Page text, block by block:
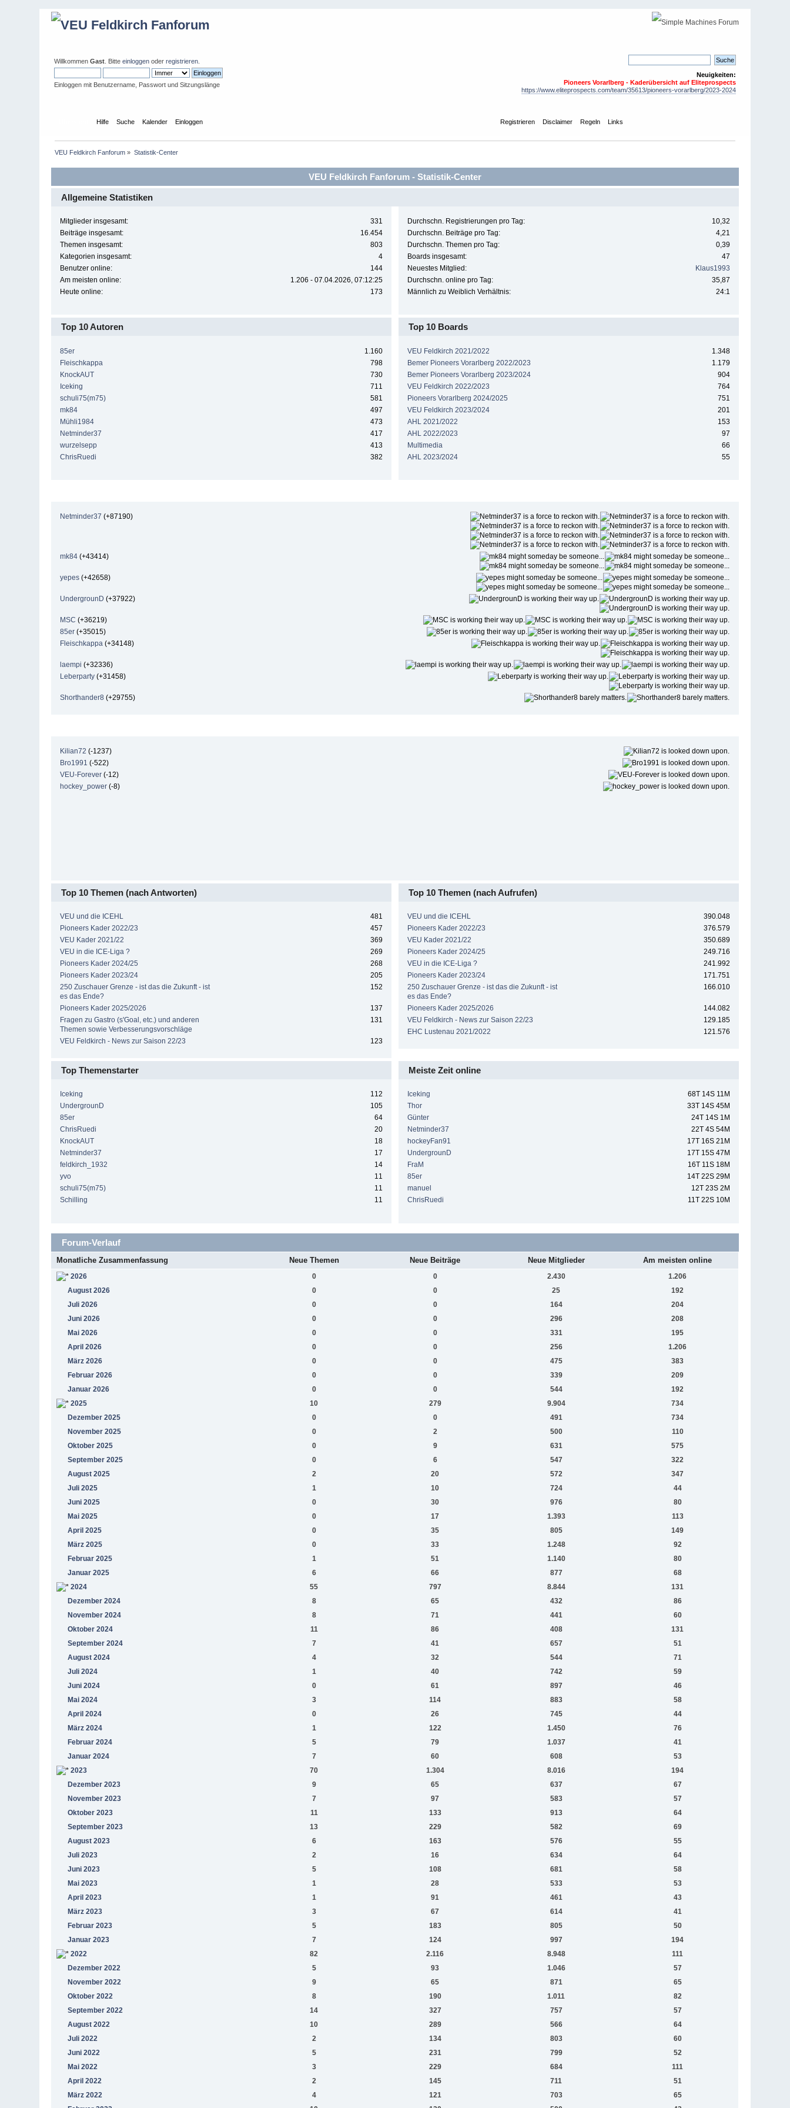
WillkommenGast . Bitteeinloggen oderregistrieren
Einloggen mit Benutzername, Passwort und Sitzungslänge
Neuigkeiten:
Pioneers Vorarlberg - Kaderübersicht auf Eliteprospects
https://www.eliteprospects.com/team/35613/pioneers-vorarlberg/2023-2024
Hilfe Suche Kalender Einloggen Registrieren Disclaimer Regeln Links
VEU Feldkirch Fanforum » Statistik-Center
VEU Feldkirch Fanforum - Statistik-Center
Allgemeine Statistiken
Mitglieder insgesamt:
331
Beiträge insgesamt:
16.454
Themen insgesamt:
803
Kategorien insgesamt:
4
Benutzer online:
144
Am meisten online:
1.206 - 07.04.2026, 07:12:25
Heute online:
173
Durchschn. Registrierungen pro Tag:
10,32
Durchschn. Beiträge pro Tag:
4,21
Durchschn. Themen pro Tag:
0,39
Boards insgesamt:
47
Neuestes Mitglied:
Klaus1993
Durchschn. online pro Tag:
35,87
Männlich zu Weiblich Verhältnis:
24:1
Top 10 Autoren
85er
1.160
Fleischkappa
798
KnockAUT
730
Iceking
711
schuli75(m75)
581
mk84
497
Mühli1984
473
Netminder37
417
wurzelsepp
413
ChrisRuedi
382
Top 10 Boards
VEU Feldkirch 2021/2022
1.348
Bemer Pioneers Vorarlberg 2022/2023
1.179
Bemer Pioneers Vorarlberg 2023/2024
904
VEU Feldkirch 2022/2023
764
Pioneers Vorarlberg 2024/2025
751
VEU Feldkirch 2023/2024
201
AHL 2021/2022
153
AHL 2022/2023
97
Multimedia
66
AHL 2023/2024
55
Netminder37 (+87190)
mk84 (+43414)
yepes (+42658)
UndergrounD (+37922)
MSC (+36219)
85er (+35015)
Fleischkappa (+34148)
laempi (+32336)
Leberparty (+31458)
Shorthander8 (+29755)
Kilian72 (-1237)
Bro1991 (-522)
VEU-Forever (-12)
hockey_power (-8)
Top 10 Themen (nach Antworten)
VEU und die ICEHL
481
Pioneers Kader 2022/23
457
VEU Kader 2021/22
369
VEU in die ICE-Liga ?
269
Pioneers Kader 2024/25
268
Pioneers Kader 2023/24
205
250 Zuschauer Grenze - ist das die Zukunft - ist
es das Ende?
152
Pioneers Kader 2025/2026
137
Fragen zu Gastro (s'Goal, etc.) und anderen
Themen sowie Verbesserungsvorschläge
131
VEU Feldkirch - News zur Saison 22/23 123
Top 10 Themen (nach Aufrufen)
VEU und die ICEHL
390.048
Pioneers Kader 2022/23
376.579
VEU Kader 2021/22
350.689
Pioneers Kader 2024/25
249.716
VEU in die ICE-Liga ?
241.992
Pioneers Kader 2023/24
171.751
250 Zuschauer Grenze - ist das die Zukunft - ist
es das Ende?
166.010
Pioneers Kader 2025/2026
144.082
VEU Feldkirch - News zur Saison 22/23
129.185
EHC Lustenau 2021/2022
121.576
Top Themenstarter
Iceking
112
UndergrounD
105
85er
64
ChrisRuedi
20
KnockAUT
18
Netminder37
17
feldkirch_1932
14
yvo
11
schuli75(m75)
11
Schilling
11
Meiste Zeit online
Iceking
68T 14S 11M
Thor
33T 14S 45M
Günter
24T 14S 1M
Netminder37
22T 4S 54M
hockeyFan91
17T 16S 21M
UndergrounD
17T 15S 47M
FraM
16T 11S 18M
85er
14T 22S 29M
manuel
12T 23S 2M
ChrisRuedi
11T 22S 10M
Forum-Verlauf
Monatliche Zusammenfassung Neue Themen Neue Beiträge Neue Mitglieder Am meisten online
2026 0 0 2.430
1.206
August 2026
0 0 25
192
Juli 2026
0 0 164
204
Juni 2026
0 0 296
208
Mai 2026
0 0 331
195
April 2026
0 0 256
1.206
März 2026
0 0 475
383
Februar 2026
0 0 339
209
Januar 2026
0 0 544
192
2025
10 279 9.904
734
Dezember 2025
0 0 491
734
November 2025
0 2 500
110
Oktober 2025
0 9 631
575
September 2025
0 6 547
322
August 2025
2 20 572
347
Juli 2025
1 10 724
44
Juni 2025
0 30 976
80
Mai 2025
0 17 1.393
113
April 2025
0 35 805
149
März 2025
0 33 1.248
92
Februar 2025
1 51 1.140
80
Januar 2025
6 66 877
68
2024
55 797 8.844
131
Dezember 2024
8 65 432
86
November 2024
8 71 441
60
Oktober 2024
11 86 408
131
September 2024
7 41 657
51
August 2024
4 32 544
71
Juli 2024
1 40 742
59
Juni 2024
0 61 897
46
Mai 2024
3 114 883
58
April 2024
0 26 745
44
März 2024
1 122 1.450
76
Februar 2024
5 79 1.037
41
Januar 2024
7 60 608
53
2023
70 1.304 8.016
194
Dezember 2023
9 65 637
67
November 2023
7 97 583
57
Oktober 2023
11 133 913
64
September 2023
13 229 582
69
August 2023
6 163 576
55
Juli 2023
2 16 634
64
Juni 2023
5 108 681
58
Mai 2023
1 28 533
53
April 2023
1 91 461
43
März 2023
3 67 614
41
Februar 2023
5 183 805
50
Januar 2023
7 124 997
194
2022
82 2.116 8.948
111
Dezember 2022
5 93 1.046
57
November 2022
9 65 871
65
Oktober 2022
8 190 1.011
82
September 2022
14 327 757
57
August 2022
10 289 566
64
Juli 2022
2 134 803
60
Juni 2022
5 231 799
52
Mai 2022
3 229 684
111
April 2022
2 145 711
51
März 2022
4 121 703
65